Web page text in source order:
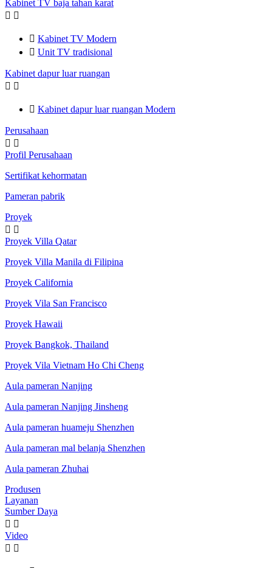
Kabinet TV baja tahan karat
 
 Kabinet TV Modern
 Unit TV tradisional
Kabinet dapur luar ruangan
 
 Kabinet dapur luar ruangan Modern
Perusahaan
 
Profil Perusahaan
Sertifikat kehormatan
Pameran pabrik
Proyek
 
Proyek Villa Qatar
Proyek Villa Manila di Filipina
Proyek California
Proyek Vila San Francisco
Proyek Hawaii
Proyek Bangkok, Thailand
Proyek Vila Vietnam Ho Chi Cheng
Aula pameran Nanjing
Aula pameran Nanjing Jinsheng
Aula pameran huameju Shenzhen
Aula pameran mal belanja Shenzhen
Aula pameran Zhuhai
Produsen
Layanan
Sumber Daya
 
Video
 